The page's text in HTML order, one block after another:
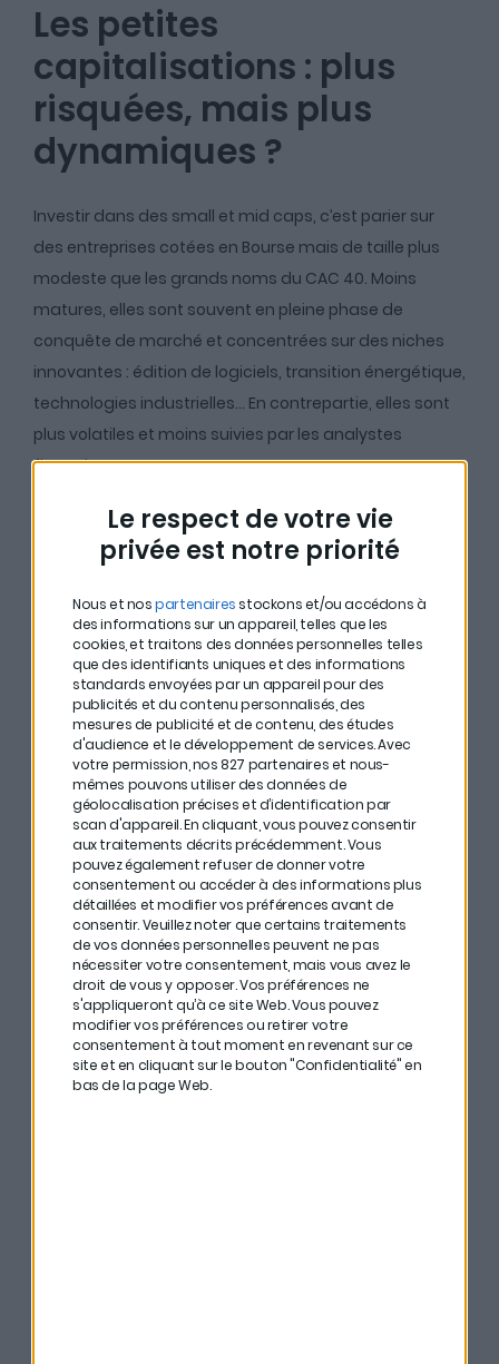
Le respect de votre vie
privée est notre priorité
Nous et nospartenaires stockons et/ou accédons à
des informations sur un appareil, telles que les
cookies, et traitons des données personnelles telles
que des identifiants uniques et des informations
standards envoyées par un appareil pour des
publicités et du contenu personnalisés, des
mesures de publicité et de contenu, des études
d'audience et le développement de services.Avec
votre permission, nos 827 partenaires et nous-
mêmes pouvons utiliser des données de
géolocalisation précises et d’identification par
scan d'appareil. En cliquant, vous pouvez consentir
aux traitements décrits précédemment. Vous
pouvez également refuser de donner votre
consentement ou accéder à des informations plus
détaillées et modifier vos préférences avant de
consentir.Veuillez noter que certains traitements
de vos données personnelles peuvent ne pas
nécessiter votre consentement, mais vous avez le
droit de vous y opposer. Vos préférences ne
s'appliqueront qu’à ce site Web. Vous pouvez
modifier vos préférences ou retirer votre
consentement à tout moment en revenant sur ce
site et en cliquant sur le bouton "Confidentialité" en
bas de la page Web.
Les petites
capitalisations : plus
risquées, mais plus
dynamiques ?
Investir dans des small et mid caps, c’est parier sur
des entreprises cotées en Bourse mais de taille plus
modeste que les grands noms du CAC 40. Moins
matures, elles sont souvent en pleine phase de
conquête de marché et concentrées sur des niches
innovantes : édition de logiciels, transition énergétique,
technologies industrielles… En contrepartie, elles sont
plus volatiles et moins suivies par les analystes
financiers.
Mais ce manque de couverture peut aussi représenter
une opportunité. Comme le souligne Cécile Aboulian,
depuis début 2024, avec une performance du CAC
Small supérieure de 10 points à celle du CAC 40. Une
surperformance qui rompt avec les dernières années
plus compliquées pour cette classe d’actifs.
Comment repérer une
“bonne” small cap ?
Investir dans les small caps suppose un travail
d’analyse rigoureux. La performance passée ne suffit
pas : il faut étudier les publications de l’entreprise, sa
régularité à tenir ses prévisions, son niveau
d’endettement, sa génération de cash… et surtout la
qualité de son management. Comme l’explique Pierre
Schang : « le dirigeant d’une petite entreprise a un rôle